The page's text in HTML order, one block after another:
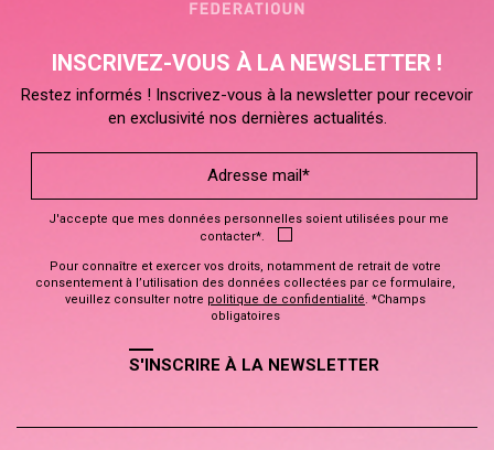
INSCRIVEZ-VOUS À LA NEWSLETTER !
Restez informés ! Inscrivez-vous à la newsletter pour recevoir
en exclusivité nos dernières actualités.
J'accepte que mes données personnelles soient utilisées pour me
contacter*.
Pour connaître et exercer vos droits, notamment de retrait de votre
consentement à l’utilisation des données collectées par ce formulaire,
veuillez consulter notre politique de confidentialité. *Champs
obligatoires
S'INSCRIRE À LA NEWSLETTER